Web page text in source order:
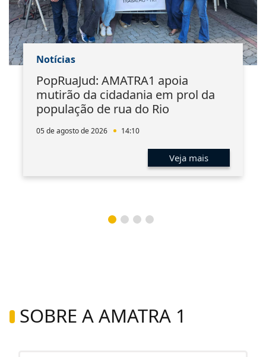
Notícias
PopRuaJud: AMATRA1 apoia
mutirão da cidadania em prol da
população de rua do Rio
05 de agosto de 2026 14:10
Veja mais
SOBRE A AMATRA 1